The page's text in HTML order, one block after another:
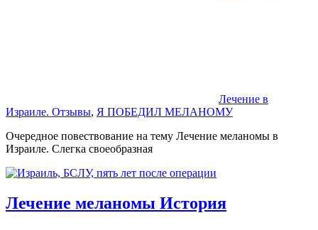
Лечение в
Израиле. Отзывы, Я ПОБЕДИЛ МЕЛАНОМУ
Очередное повествование на тему Лечение меланомы в
Израиле. Слегка своеобразная
Лечение меланомы История